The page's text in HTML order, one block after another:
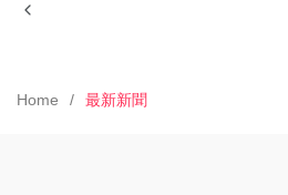
Home 最新新聞